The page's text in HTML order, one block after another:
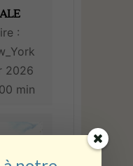
:
2026
min